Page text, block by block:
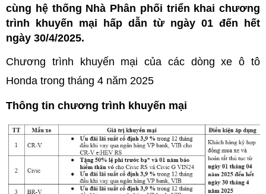
cùng hệ thống Nhà Phân phối triển khai chương
trình khuyến mại hấp dẫn từ ngày 01 đến hết
ngày 30/4/2025.
Chương trình khuyến mại của các dòng xe ô tô
Honda trong tháng 4 năm 2025
Thông tin chương trình khuyến mại